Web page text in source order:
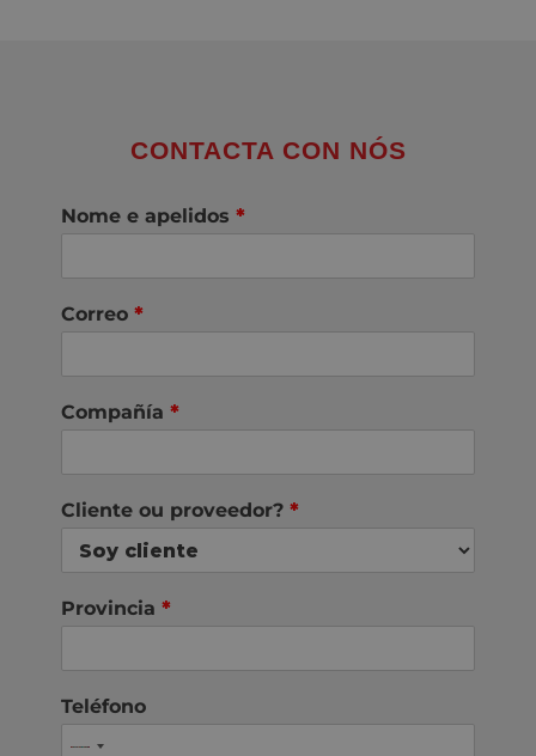
CONTACTA CON NÓS
Nome e apelidos *
Correo *
Compañía *
Cliente ou proveedor? *
Provincia *
Teléfono